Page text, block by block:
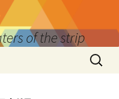
of the strip
検
索: